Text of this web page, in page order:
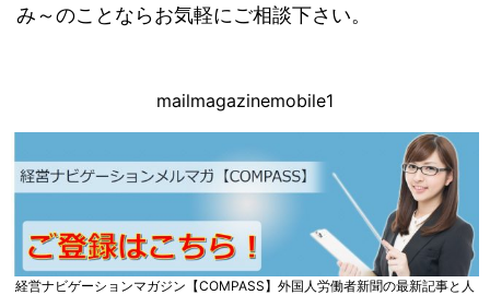
み～のことならお気軽にご相談下さい。
mailmagazinemobile1
経営ナビゲーションマガジン【COMPASS】外国人労働者新聞の最新記事と人